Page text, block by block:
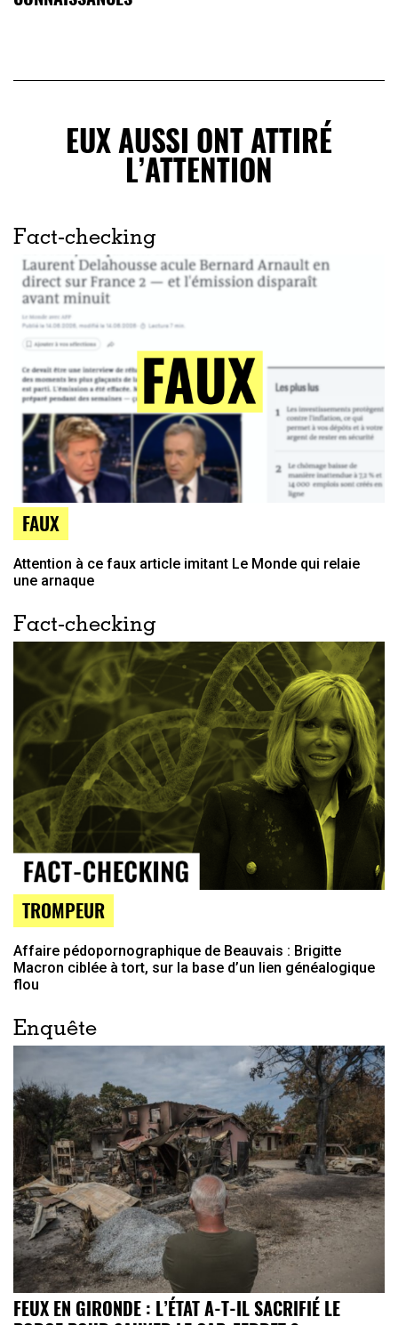
EUX AUSSI ONT ATTIRÉ
L’ATTENTION
Fact-checking
FAUX
Attention à ce faux article imitant Le Monde qui relaie
une arnaque
Fact-checking
TROMPEUR
Affaire pédopornographique de Beauvais : Brigitte
Macron ciblée à tort, sur la base d’un lien généalogique
flou
Enquête
FEUX EN GIRONDE : L’ÉTAT A-T-IL SACRIFIÉ LE